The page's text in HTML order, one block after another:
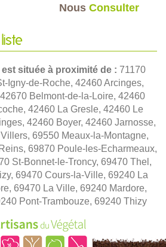
Nous Consulter
située à proximité de : 71170
Igny-de-Roche, 42460 Arcinges,
Belmont-de-la-Loire, 42460
42460 La Gresle, 42460 Le
42460 Boyer, 42460 Jarnosse,
69550 Meaux-la-Montagne,
69870 Poule-les-Echarmeaux,
St-Bonnet-le-Troncy, 69470 Thel,
69470 Cours-la-Ville, 69240 La
69470 La Ville, 69240 Mardore,
Pont-Trambouze, 69240 Thizy